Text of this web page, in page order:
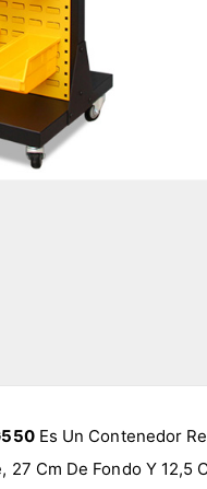
Es Un Contenedor
Cm De Fondo Y 12,5